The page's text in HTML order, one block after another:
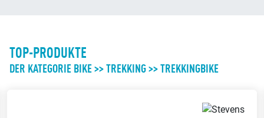
TOP-PRODUKTE
DER KATEGORIE BIKE >> TREKKING >> TREKKINGBIKE